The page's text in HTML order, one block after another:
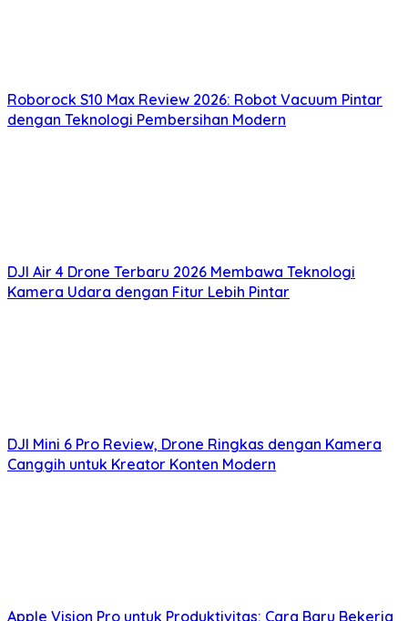
Roborock S10 Max Review 2026: Robot Vacuum Pintar
dengan Teknologi Pembersihan Modern
DJI Air 4 Drone Terbaru 2026 Membawa Teknologi
Kamera Udara dengan Fitur Lebih Pintar
DJI Mini 6 Pro Review, Drone Ringkas dengan Kamera
Canggih untuk Kreator Konten Modern
Apple Vision Pro untuk Produktivitas: Cara Baru Bekerja